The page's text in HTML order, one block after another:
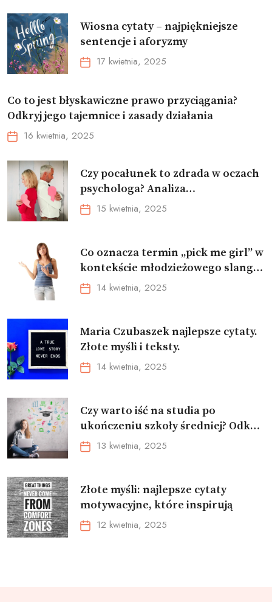
Wiosna cytaty – najpiękniejsze
sentencje i aforyzmy
17 kwietnia, 2025
Co to jest błyskawiczne prawo przyciągania?
Odkryj jego tajemnice i zasady działania
16 kwietnia, 2025
Czy pocałunek to zdrada w oczach
psychologa? Analiza
emocjonalnych i psychologicznych
aspektów
15 kwietnia, 2025
Co oznacza termin „pick me girl” w
kontekście młodzieżowego slangu
oraz jakie ma znaczenie dla kobiet i
mężczyzn?
14 kwietnia, 2025
Maria Czubaszek najlepsze cytaty.
Złote myśli i teksty.
14 kwietnia, 2025
Czy warto iść na studia po
ukończeniu szkoły średniej? Odkryj
korzyści płynące z wyższego
wykształcenia na rynku pracy
13 kwietnia, 2025
Złote myśli: najlepsze cytaty
motywacyjne, które inspirują
12 kwietnia, 2025